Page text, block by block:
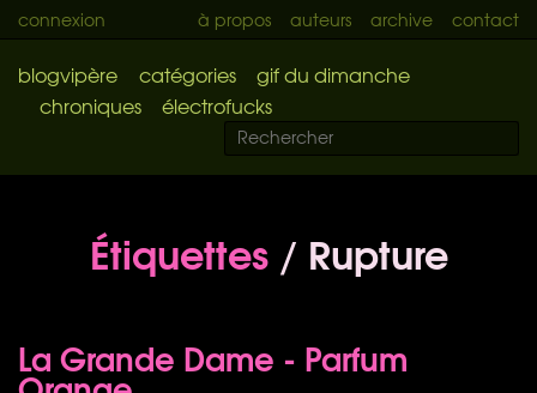
connexion à propos auteurs archive contact
blogvipère catégories
gif du dimanche
chroniques
électrofucks
Étiquettes/ Rupture
La Grande Dame - Parfum